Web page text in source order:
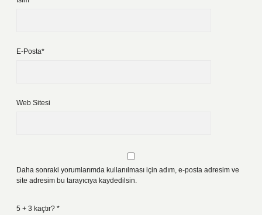
E-Posta*
Web Sitesi
Daha sonraki yorumlarımda kullanılması için adım, e-posta adresim ve
site adresim bu tarayıcıya kaydedilsin.
5 + 3 kaçtır? *